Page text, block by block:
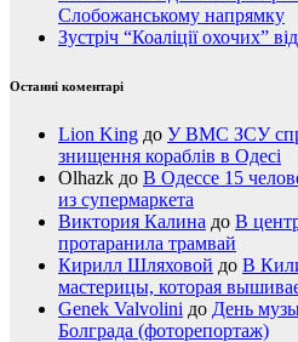
Слобожанському напрямку
Зустріч “Коаліції охочих”
Останні коментарі
Lion King до У ВМС ЗСУ
знищення кораблів в Одесі
Olhazk до В Одессе 15
из супермаркета
Виктория Калина до В
протаранила трамвай
Кирилл Шляховой до В
мастерицы, которая
Genek Valvolini до День
Болграда (фоторепортаж)